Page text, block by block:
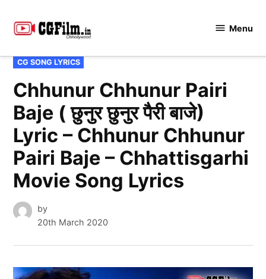
Menu
POSTED
IN
CG SONG LYRICS
Chhunur Chhunur Pairi
Baje ( छुनुर छुनुर पैरी बाजे)
Lyric – Chhunur Chhunur
Pairi Baje – Chhattisgarhi
Movie Song Lyrics
by
20th March 2020